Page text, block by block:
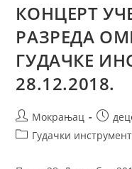
КОНЦЕРТ
РАЗРЕДА
ГУДАЧКЕ
28.12.2018.
Мокрањац
Гудачки